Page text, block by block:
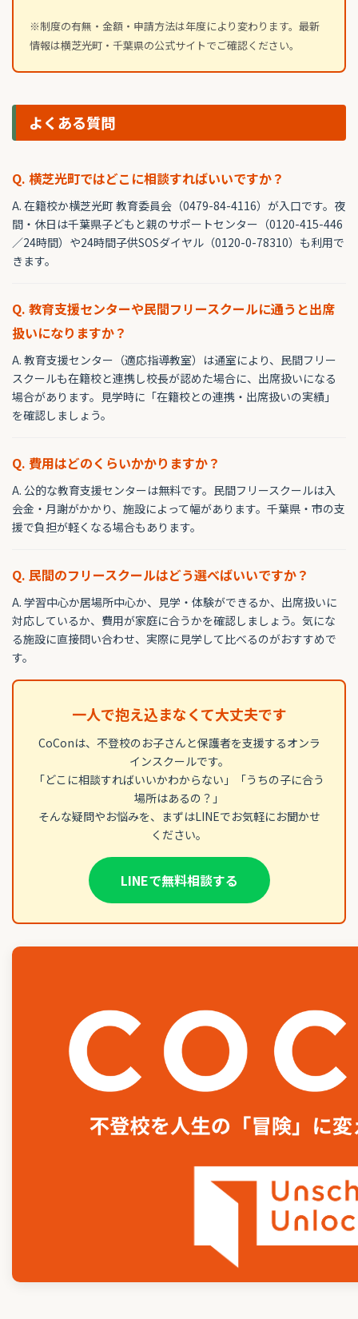
※制度の有無・金額・申請方法は年度により変わります。最新
情報は横芝光町・千葉県の公式サイトでご確認ください。
よくある質問
Q. 横芝光町ではどこに相談すればいいですか？
A. 在籍校か横芝光町 教育委員会（0479-84-4116）が入口です。夜
間・休日は千葉県子どもと親のサポートセンター（0120-415-446
／24時間）や24時間子供SOSダイヤル（0120-0-78310）も利用で
きます。
Q. 教育支援センターや民間フリースクールに通うと出席
扱いになりますか？
A. 教育支援センター（適応指導教室）は通室により、民間フリー
スクールも在籍校と連携し校長が認めた場合に、出席扱いになる
場合があります。見学時に「在籍校との連携・出席扱いの実績」
を確認しましょう。
Q. 費用はどのくらいかかりますか？
A. 公的な教育支援センターは無料です。民間フリースクールは入
会金・月謝がかかり、施設によって幅があります。千葉県・市の支
援で負担が軽くなる場合もあります。
Q. 民間のフリースクールはどう選べばいいですか？
A. 学習中心か居場所中心か、見学・体験ができるか、出席扱いに
対応しているか、費用が家庭に合うかを確認しましょう。気にな
る施設に直接問い合わせ、実際に見学して比べるのがおすすめで
す。
一人で抱え込まなくて大丈夫です
CoConは、不登校のお子さんと保護者を支援するオンラ
インスクールです。
「どこに相談すればいいかわからない」「うちの子に合う
場所はあるの？」
そんな疑問やお悩みを、まずはLINEでお気軽にお聞かせ
ください。
LINEで無料相談する